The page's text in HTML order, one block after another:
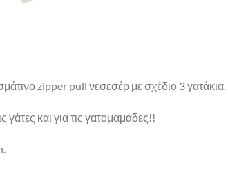
zipper pull νεσεσέρ με σχέδιο 3 γατάκια.
γάτες και για τις γατομαμάδες!!